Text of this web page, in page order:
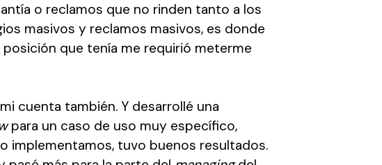
o reclamos que no rinden tanto a los
masivos y reclamos masivos, es donde
que tenía me requirió meterme
cuenta también. Y desarrollé una
para un caso de uso muy específico,
implementamos, tuvo buenos resultados.